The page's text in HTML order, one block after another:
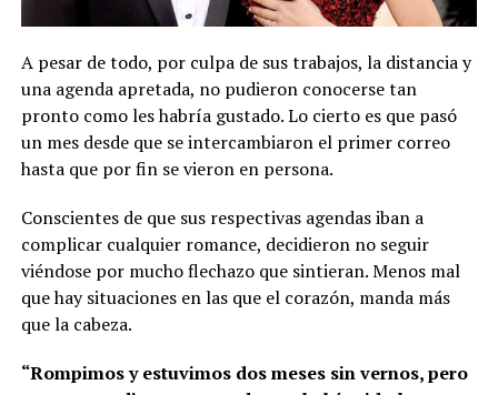
A pesar de todo, por culpa de sus trabajos, la distancia y
una agenda apretada, no pudieron conocerse tan
pronto como les habría gustado. Lo cierto es que pasó
un mes desde que se intercambiaron el primer correo
hasta que por fin se vieron en persona.
Conscientes de que sus respectivas agendas iban a
complicar cualquier romance, decidieron no seguir
viéndose por mucho flechazo que sintieran. Menos mal
que hay situaciones en las que el corazón, manda más
que la cabeza.
“Rompimos y estuvimos dos meses sin vernos, pero